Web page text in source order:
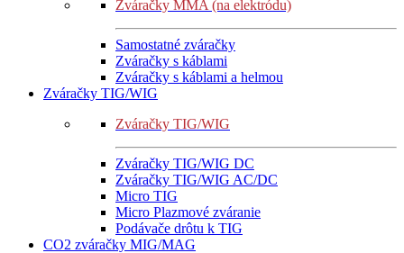
Zváračky MMA (na elektródu)
Samostatné zváračky
Zváračky s káblami
Zváračky s káblami a helmou
Zváračky TIG/WIG
Zváračky TIG/WIG
Zváračky TIG/WIG DC
Zváračky TIG/WIG AC/DC
Micro TIG
Micro Plazmové zváranie
Podávače drôtu k TIG
CO2 zváračky MIG/MAG